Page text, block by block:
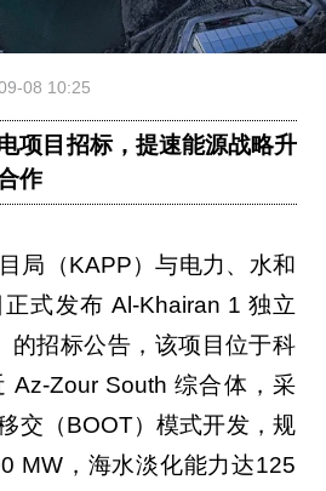
08 10:25
项目招标，提速能源战略升
作
局（KAPP）与电力、水和
式发布 Al-Khairan 1 独立
的招标公告，该项目位于科
Az-Zour South 综合体，采
交（BOOT）模式开发，规
MW，海水淡化能力达125